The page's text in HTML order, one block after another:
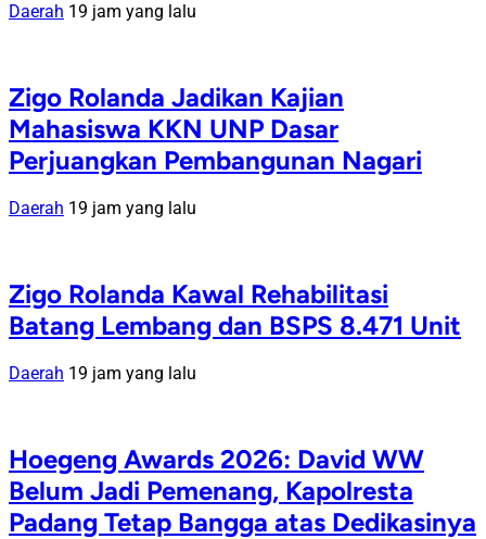
Daerah 19 jam yang lalu
Zigo Rolanda Jadikan Kajian
Mahasiswa KKN UNP Dasar
Perjuangkan Pembangunan Nagari
Daerah 19 jam yang lalu
Zigo Rolanda Kawal Rehabilitasi
Batang Lembang dan BSPS 8.471 Unit
Daerah 19 jam yang lalu
Hoegeng Awards 2026: David WW
Belum Jadi Pemenang, Kapolresta
Padang Tetap Bangga atas Dedikasinya